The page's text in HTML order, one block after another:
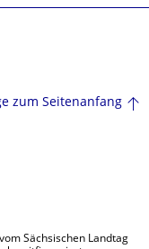
zum Seitenanfang
Sächsischen Landtag